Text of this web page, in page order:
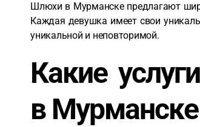
Шлюхи в Мурманске предлагают
Каждая девушка имеет свои
уникальной и неповторимой.
Какие
в Мурманске